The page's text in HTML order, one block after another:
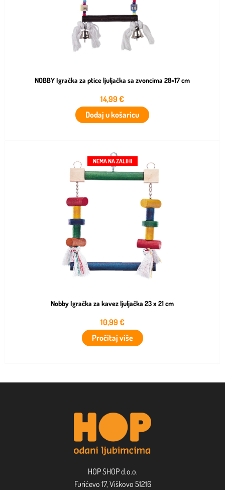
NOBBY Igračka za ptice ljuljačka sa zvoncima 28×17 cm
14,99€
Dodaj u košaricu
NEMA NA ZALIHI
Nobby Igračka za kavez ljuljačka 23 x 21 cm
10,99€
Pročitaj više
HOP SHOP d.o.o.
Furićevo 17, Viškovo 51216